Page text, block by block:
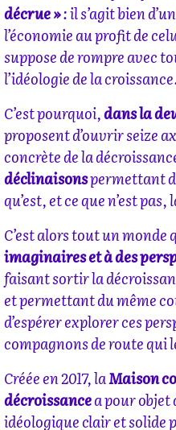
décrue »: il s’agit bien
l’économie au profit de
suppose de rompre avec
l’idéologie de la
C’est pourquoi,dans la
proposent d’ouvrir seize
concrète de la
déclinaisonspermettant
qu’est, et ce que n’est
C’est alors tout un monde
imaginaires et à des
faisant sortir la
et permettant du même
d’espérer explorer ces
compagnons de route qui
Créée en 2017, laMaison
décroissancea pour objet
idéologique clair et solide